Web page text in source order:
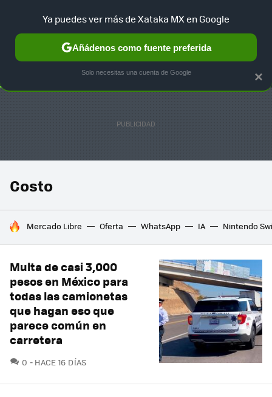
SELECCIÓN GAMING HOME AUTO TERRITORIO
Costo
HOY SE HABLA DE
Mercado Libre Oferta WhatsApp IA Nintendo
Multa de casi 3,000
pesos en México para
todas las camionetas
que hagan eso que
parece común en
carretera
0 COMENTARIOS
HACE 16 DÍAS
×
Ya puedes ver más de Xataka MX en Google
Añádenos como fuente preferida
Solo necesitas una cuenta de Google